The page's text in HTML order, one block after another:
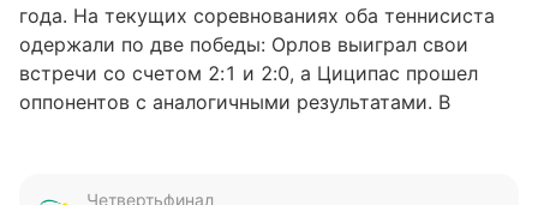
года. На текущих соревнованиях оба теннисиста
одержали по две победы: Орлов выиграл свои
встречи со счетом 2:1 и 2:0, а Циципас прошел
оппонентов с аналогичными результатами. В
Владислав Орлов.
Четвертьфинал